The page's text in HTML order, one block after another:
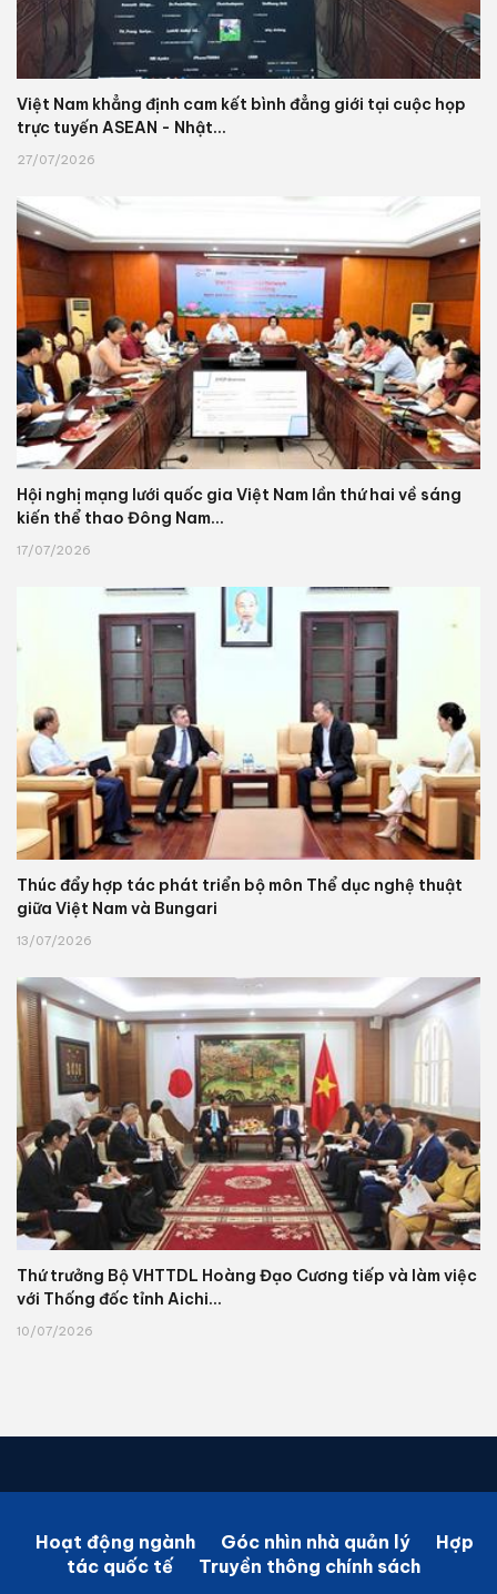
Việt Nam khẳng định cam kết bình đẳng giới tại cuộc họp
trực tuyến ASEAN - Nhật...
27/07/2026
Hội nghị mạng lưới quốc gia Việt Nam lần thứ hai về sáng
kiến thể thao Đông Nam...
17/07/2026
Thúc đẩy hợp tác phát triển bộ môn Thể dục nghệ thuật
giữa Việt Nam và Bungari
13/07/2026
Thứ trưởng Bộ VHTTDL Hoàng Đạo Cương tiếp và làm việc
với Thống đốc tỉnh Aichi...
10/07/2026
Hoạt động ngành Góc nhìn nhà quản lý
Hợp
tác quốc tế
Truyền thông chính sách